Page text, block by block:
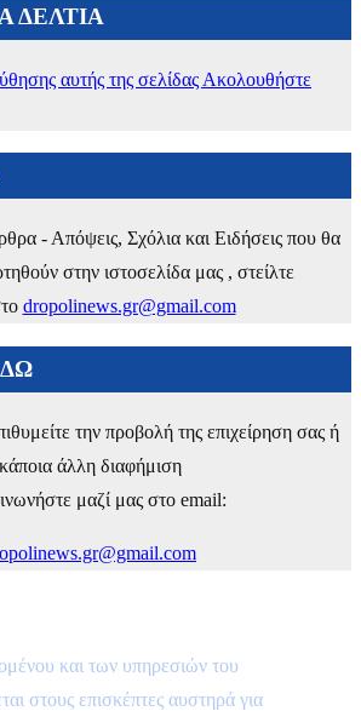
ΔΕΛΤΙΑ
αυτής της σελίδας Ακολουθήστε
- Απόψεις, Σχόλια και Ειδήσεις που θα
στην ιστοσελίδα μας , στείλτε
dropolinews.gr@gmail.com
την προβολή της επιχείρηση σας ή
κάποια άλλη διαφήμιση
μαζί μας στο email:
και των υπηρεσιών του
στους επισκέπτες αυστηρά για